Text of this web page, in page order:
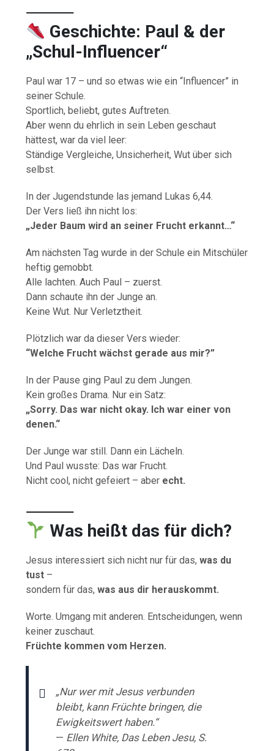
⸻
Geschichte: Paul & der
„Schul-Influencer“
Paul war 17 – und so etwas wie ein “Influencer” in
seiner Schule.
Sportlich, beliebt, gutes Auftreten.
Aber wenn du ehrlich in sein Leben geschaut
hättest, war da viel leer:
Ständige Vergleiche, Unsicherheit, Wut über sich
selbst.
In der Jugendstunde las jemand Lukas 6,44.
Der Vers ließ ihn nicht los:
„Jeder Baum wird an seiner Frucht erkannt…“
Am nächsten Tag wurde in der Schule ein Mitschüler
heftig gemobbt.
Alle lachten. Auch Paul – zuerst.
Dann schaute ihn der Junge an.
Keine Wut. Nur Verletztheit.
Plötzlich war da dieser Vers wieder:
“Welche Frucht wächst gerade aus mir?”
In der Pause ging Paul zu dem Jungen.
Kein großes Drama. Nur ein Satz:
„Sorry. Das war nicht okay. Ich war einer von
denen.“
Der Junge war still. Dann ein Lächeln.
Und Paul wusste: Das war Frucht.
Nicht cool, nicht gefeiert – aber echt.
⸻
Was heißt das für dich?
Jesus interessiert sich nicht nur für das,was du
tust –
sondern für das,was aus dir herauskommt.
Worte. Umgang mit anderen. Entscheidungen, wenn
keiner zuschaut.
Früchte kommen vom Herzen.
„Nur wer mit Jesus verbunden
bleibt, kann Früchte bringen, die
Ewigkeitswert haben.“
— Ellen White, Das Leben Jesu, S.